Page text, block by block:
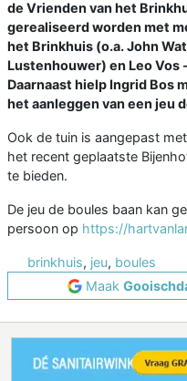
de Vrienden van het
gerealiseerd worden met
het Brinkhuis (o.a. John
Lustenhouwer) en Leo Vos
Daarnaast hielp Ingrid Bos
het aanleggen van een jeu
Ook de tuin is aangepast
het recent geplaatste
te bieden.
De jeu de boules baan kan
persoon op https://
brinkhuis, jeu, boules
Maak